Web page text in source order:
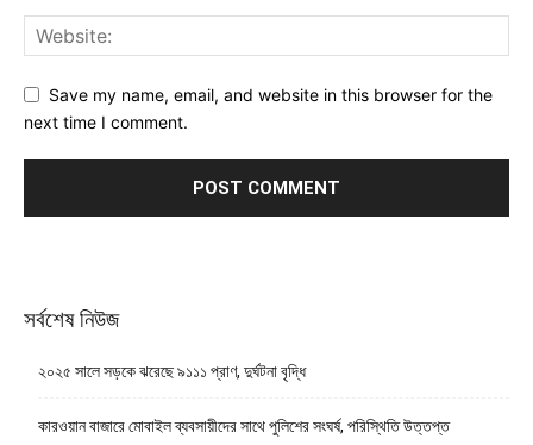
Save my name, email, and website in this browser for the
next time I comment.
সর্বশেষ নিউজ
২০২৫ সালে সড়কে ঝরেছে ৯১১১ প্রাণ, দুর্ঘটনা বৃদ্ধি
কারওয়ান বাজারে মোবাইল ব্যবসায়ীদের সাথে পুলিশের সংঘর্ষ, পরিস্থিতি উত্তপ্ত